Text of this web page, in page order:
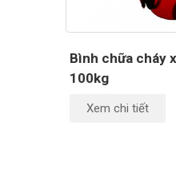
Bình chữa cháy
100kg
Xem chi tiết